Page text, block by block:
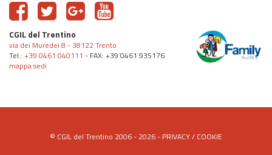
CGIL del Trentino
via dei Muredei 8 - 38122 Trento
Tel.: +39 0461 040111 - FAX: +39 0461 935176
mappa sedi
© CGIL del Trentino 2006 - 2026 - PRIVACY/ COOKIE